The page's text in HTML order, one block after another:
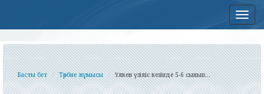
Басты бет Тәрбие жұмысы Үлкен үзіліс кезінде 5-6 сынып...